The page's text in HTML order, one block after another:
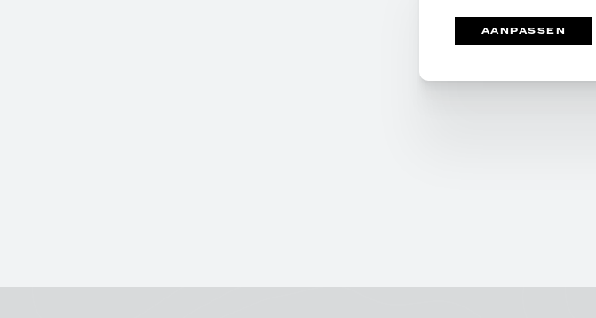
AANPASSEN